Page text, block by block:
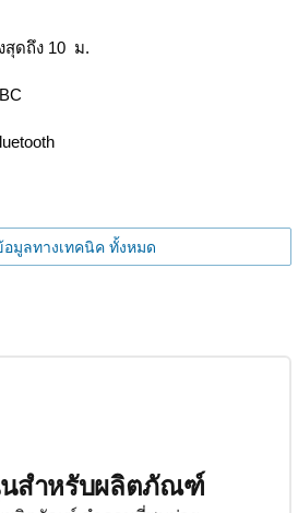
สุดถึง 10 ม.
มูลทางเทคนิค ทั้งหมด
สำหรับผลิตภัณฑ์